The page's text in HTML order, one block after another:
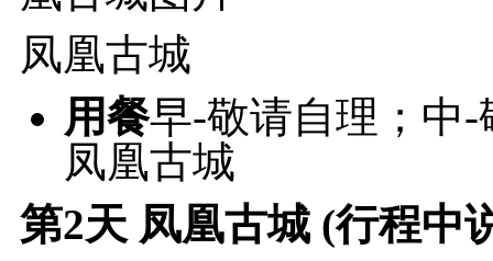
凤凰古城
用餐早-敬请自理；中
凤凰古城
第2天 凤凰古城 (行程中